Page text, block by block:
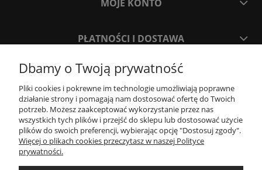
MOJE KONTO
PŁATNOŚCI I DOSTAWA
INFORMACJE
O NAS
Project Stone
83-110 Tczew
Dbamy o Twoją prywatność
Pliki cookies i pokrewne im technologie umożliwiają poprawne
działanie strony i pomagają nam dostosować ofertę do Twoich
potrzeb. Możesz zaakceptować wykorzystanie przez nas
wszystkich tych plików i przejść do sklepu lub dostosować użycie
plików do swoich preferencji, wybierając opcję "Dostosuj zgody".
Więcej o plikach cookies przeczytasz w naszej Polityce
prywatności.